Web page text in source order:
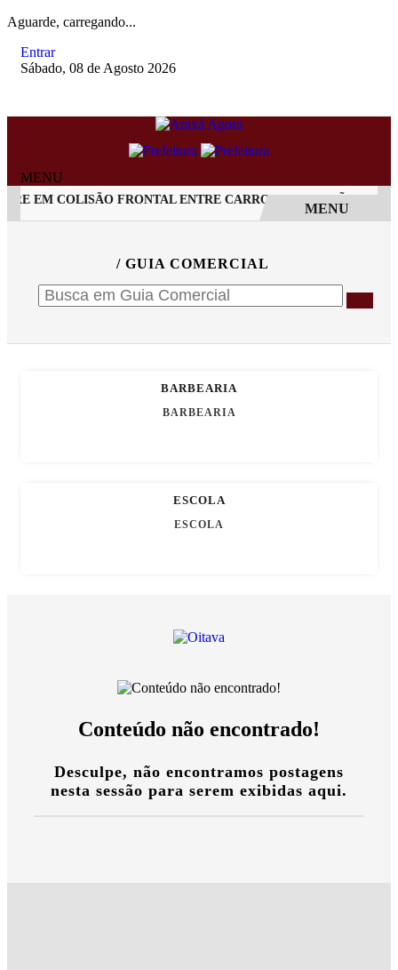
Aguarde, carregando...
Entrar
Sábado, 08 de Agosto 2026
MENU
EM COLISÃO FRONTAL ENTRE CARRO E CAMINHÃO NA
MENU
/ GUIA COMERCIAL
BARBEARIA
BARBEARIA
ESCOLA
ESCOLA
Conteúdo não encontrado!
Desculpe, não encontramos postagens
nesta sessão para serem exibidas aqui.